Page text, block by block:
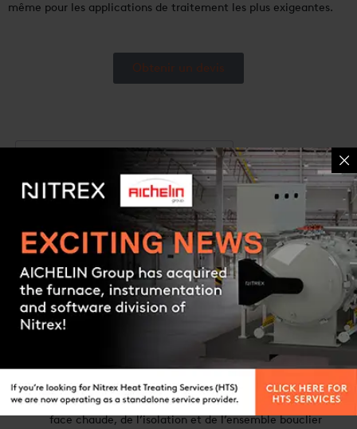
même pour les applications de traitement les plus exigeantes.
Obtenir un devis
CARACTÉRISTIQUES ET AVANTAGES
CHOIX DE LA BONNE ZONE CHAUDE
RÉPARATIONS ET RECONSTRUCTIONS
L’AVANTAGE Nitrex
La conception du robuste plénum monobloc à double
paroi assure un débit de gaz de refroidissement très
efficace et plus uniforme
Les zones chaudes à double paroi construites en tôle
30 % plus épaisse garantissent l’intégrité structurelle
et éliminent les déformations dues aux cycles de
chauffage et de refroidissement du plénum, tout en
réduisant les mouvements et les dommages de la
face chaude, de l’isolation et de l’ensemble bouclier
Contact us